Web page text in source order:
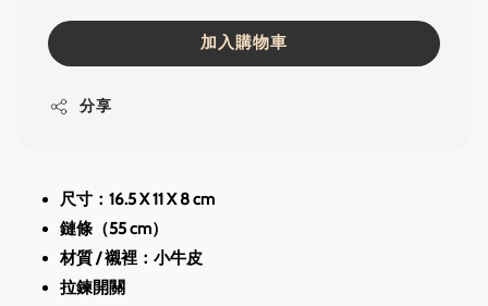
加入購物車
分享
尺寸：16.5 X 11 X 8 cm
鏈條（55 cm）
材質 / 襯裡：小牛皮
拉鍊開關